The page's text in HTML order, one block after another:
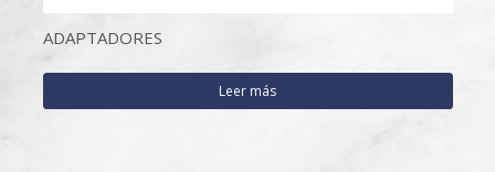
ADAPTADORES
Leer más